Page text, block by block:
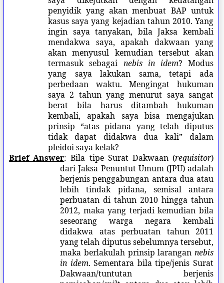
penyidik yang akan menbuat BAP untuk
kasus saya yang kejadian tahun 2010. Yang
ingin saya tanyakan, bila Jaksa kembali
mendakwa saya, apakah dakwaan yang
akan menyusul kemudian tersebut akan
termasuk sebagai nebis in idem? Modus
yang saya lakukan sama, tetapi ada
perbedaan waktu. Mengingat hukuman
saya 2 tahun yang menurut saya sangat
berat bila harus ditambah hukuman
kembali, apakah saya bisa mengajukan
prinsip “atas pidana yang telah diputus
tidak dapat didakwa dua kali” dalam
pleidoi saya kelak?
Brief Answer: Bila tipe Surat Dakwaan (requisitor)
dari Jaksa Penuntut Umum (JPU) adalah
berjenis penggabungan antara dua atau
lebih tindak pidana, semisal antara
perbuatan di tahun 2010 hingga tahun
2012, maka yang terjadi kemudian bila
seseorang warga negara kembali
didakwa atas perbuatan tahun 2011
yang telah diputus sebelumnya tersebut,
maka berlakulah prinsip larangan nebis
in idem. Sementara bila tipe/jenis Surat
Dakwaan/tuntutan berjenis